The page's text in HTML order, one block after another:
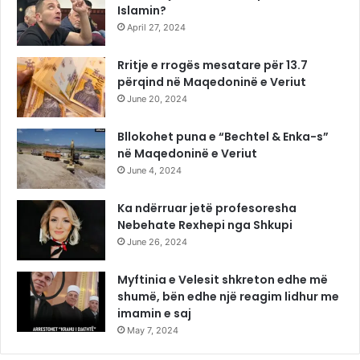
Islamin?
April 27, 2024
Rritje e rrogës mesatare për 13.7
përqind në Maqedoninë e Veriut
June 20, 2024
Bllokohet puna e “Bechtel & Enka-s”
në Maqedoninë e Veriut
June 4, 2024
Ka ndërruar jetë profesoresha
Nebehate Rexhepi nga Shkupi
June 26, 2024
Myftinia e Velesit shkreton edhe më
shumë, bën edhe një reagim lidhur me
imamin e saj
May 7, 2024